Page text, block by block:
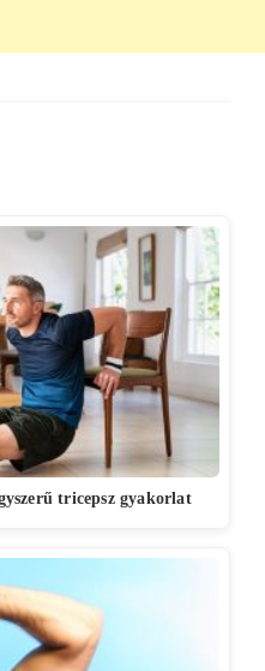
tricepsz gyakorlat